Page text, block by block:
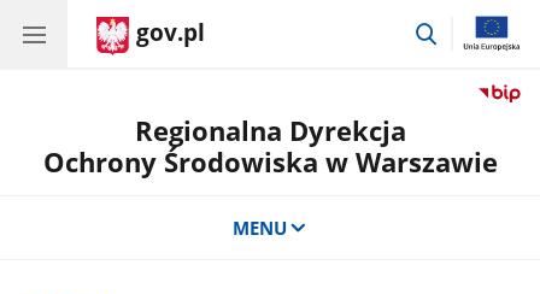
gov.pl
przejdź
Regionalna Dyrekcja
Ochrony Środowiska w Warszawie
MENU